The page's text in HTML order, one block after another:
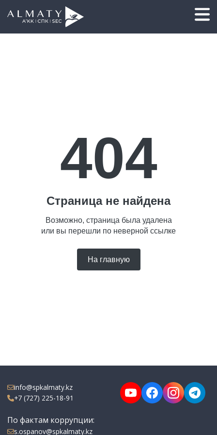
404
Страница не найдена
Возможно, страница была удалена
или вы перешли по неверной ссылке
На главную
info@spkalmaty.kz
+7 (727) 225-18-91
По фактам коррупции:
s.ospanov@spkalmaty.kz